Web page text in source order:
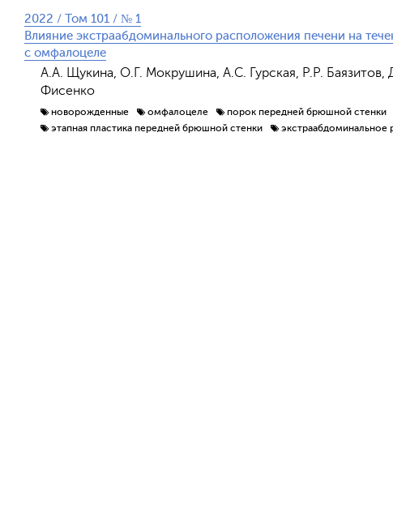
2022 / Том 101 / № 1
Влияние экстраабдоминального расположения печени на
с омфалоцеле
А.А. Щукина, О.Г. Мокрушина, А.С. Гурская, Р.Р.
Фисенко
новорожденные омфалоцеле порок передней брюшной стенки
этапная пластика передней брюшной стенки
экстраабдоминальное